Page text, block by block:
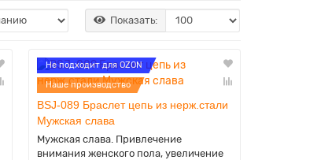
Показать:
Не подходит для OZON
Наше производство
BSJ-089 Браслет цепь из нерж.стали
Мужская слава
Мужская слава. Привлечение
внимания женского пола, увеличение